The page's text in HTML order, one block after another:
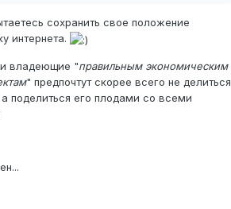
сохранить свое положение
интернета.
владеющие "правильным экономическим
" предпочтут скорее всего не делиться
поделиться его плодами со всеми